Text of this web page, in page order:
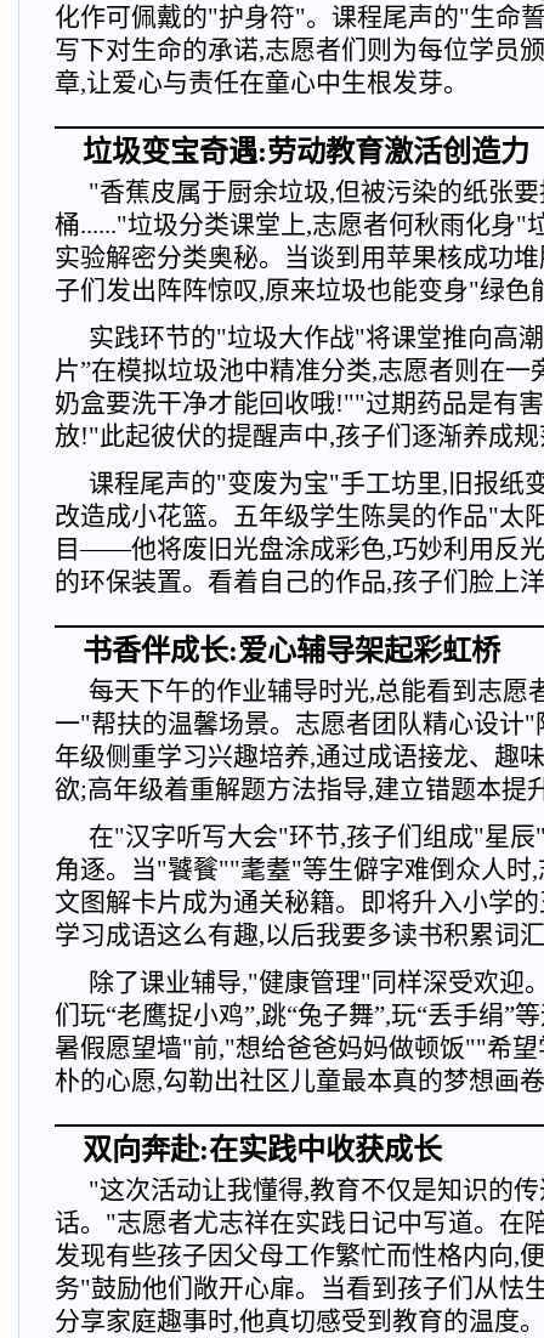
化作可佩戴的"护身符"。课程尾声的"生命
写下对生命的承诺,志愿者们则为每位学员
章,让爱心与责任在童心中生根发芽。
垃圾变宝奇遇:劳动教育激活创造力
"香蕉皮属于厨余垃圾,但被污染的纸张
桶......"垃圾分类课堂上,志愿者何秋雨化身"
实验解密分类奥秘。当谈到用苹果核成功
子们发出阵阵惊叹,原来垃圾也能变身"绿色
实践环节的"垃圾大作战"将课堂推向高
片”在模拟垃圾池中精准分类,志愿者则在
奶盒要洗干净才能回收哦!""过期药品是有
放!"此起彼伏的提醒声中,孩子们逐渐养成
课程尾声的"变废为宝"手工坊里,旧报纸
改造成小花篮。五年级学生陈昊的作品"太
目——他将废旧光盘涂成彩色,巧妙利用反
的环保装置。看着自己的作品,孩子们脸上
书香伴成长:爱心辅导架起彩虹桥
每天下午的作业辅导时光,总能看到志愿
一"帮扶的温馨场景。志愿者团队精心设计
年级侧重学习兴趣培养,通过成语接龙、趣
欲;高年级着重解题方法指导,建立错题本提
在"汉字听写大会"环节,孩子们组成"星
角逐。当"饕餮""耄耋"等生僻字难倒众人时
文图解卡片成为通关秘籍。即将升入小学
学习成语这么有趣,以后我要多读书积累词
除了课业辅导,"健康管理"同样深受欢迎
们玩“老鹰捉小鸡”,跳“兔子舞”,玩“丢手绢”
暑假愿望墙"前,"想给爸爸妈妈做顿饭""希
朴的心愿,勾勒出社区儿童最本真的梦想画
双向奔赴:在实践中收获成长
"这次活动让我懂得,教育不仅是知识的
话。"志愿者尤志祥在实践日记中写道。在
发现有些孩子因父母工作繁忙而性格内向,
务"鼓励他们敞开心扉。当看到孩子们从怯
分享家庭趣事时,他真切感受到教育的温度。